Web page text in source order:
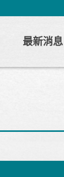
最新消息